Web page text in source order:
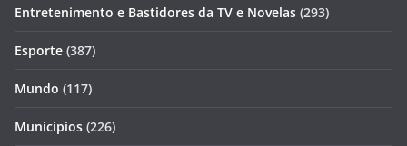
Entretenimento e Bastidores da TV e Novelas (293)
Esporte (387)
Mundo (117)
Municípios (226)